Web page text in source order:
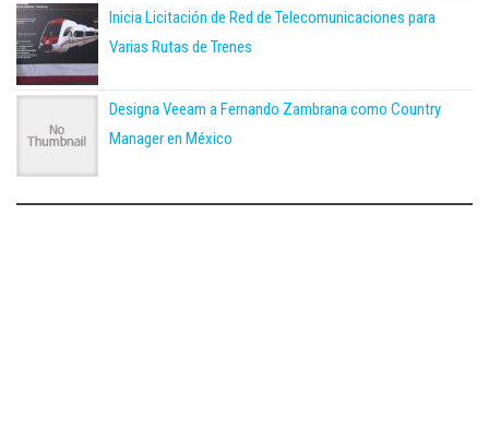
Inicia Licitación de Red de Telecomunicaciones para
Varias Rutas de Trenes
Designa Veeam a Fernando Zambrana como Country
Manager en México